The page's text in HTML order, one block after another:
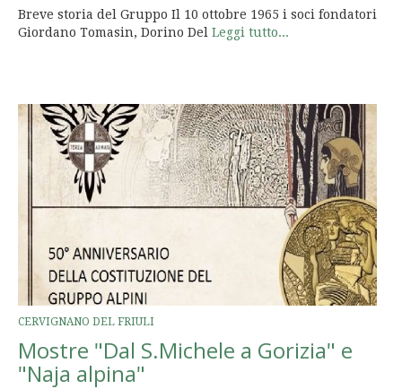
Breve storia del Gruppo Il 10 ottobre 1965 i soci fondatori
Giordano Tomasin, Dorino Del Leggi tutto...
CERVIGNANO DEL FRIULI
Mostre "Dal S.Michele a Gorizia" e
"Naja alpina"